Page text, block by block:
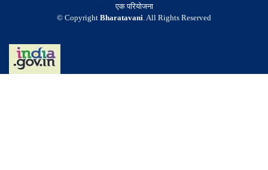
एक परियोजना
© Copyright Bharatavani. All Rights Reserved